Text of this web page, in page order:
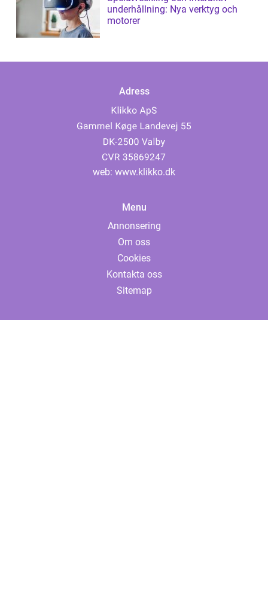
underhållning: Nya verktyg och
motorer
Adress
web: www.klikko.dk
Menu
Annonsering
Om oss
Cookies
Kontakta oss
Sitemap